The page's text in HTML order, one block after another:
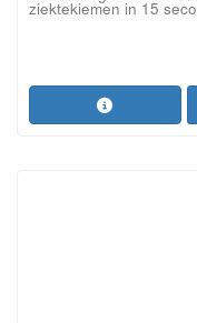
ziektekiemen in 15